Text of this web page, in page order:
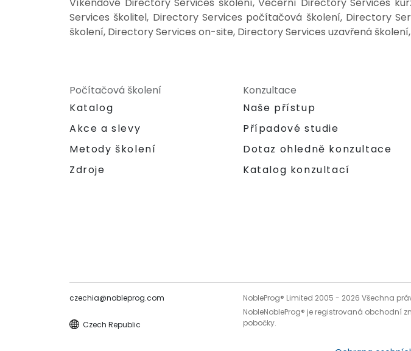
Services školitel, Directory Services počítačová školení, Directory
školení, Directory Services on-site, Directory Services uzavřená
Počítačová školení
Katalog
Akce a slevy
Metody školení
Zdroje
Konzultace
Naše přístup
Případové studie
Dotaz ohledně konzultace
Katalog konzultací
czechia@nobleprog.com
Czech Republic
NobleProg® Limited 2005 - 2026 Všechna
NobleNobleProg® je registrovaná obchodní
pobočky.